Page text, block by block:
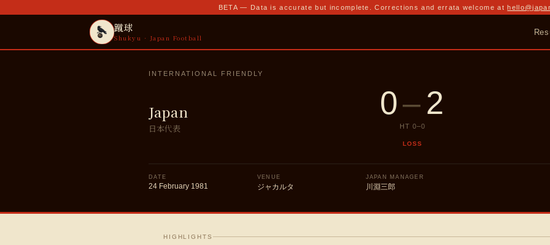
BETA — Data is accurate but incomplete. Corrections and errata welcome at
蹴球
Shukyu · Japan Football
INTERNATIONAL FRIENDLY
Japan
日本代表
0–2
HT 0–0
LOSS
DATE
24 February 1981
VENUE
ジャカルタ
JAPAN MANAGER
川淵三郎
HIGHLIGHTS